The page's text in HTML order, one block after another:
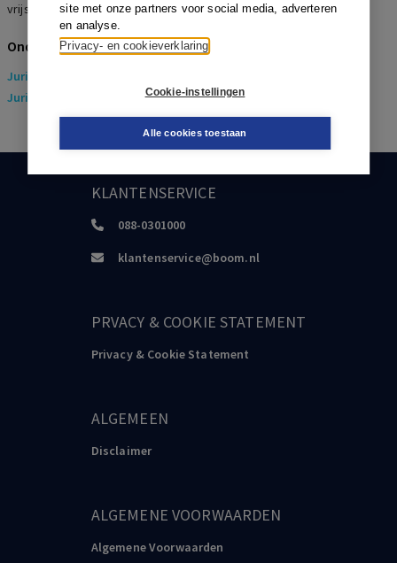
site met onze partners voor social media, adverteren
en analyse.
Privacy- en cookieverklaring
Cookie-instellingen
Alle cookies toestaan
vrijstelling
Onderwerpen
Juridisch
Juridisch
> Sociaal Zekerheidsrecht
KLANTENSERVICE
088-0301000
klantenservice@boom.nl
PRVACY & COOKIE STATEMENT
Privacy & Cookie Statement
ALGEMEEN
Disclaimer
ALGEMENE VOORWAARDEN
Algemene Voorwaarden